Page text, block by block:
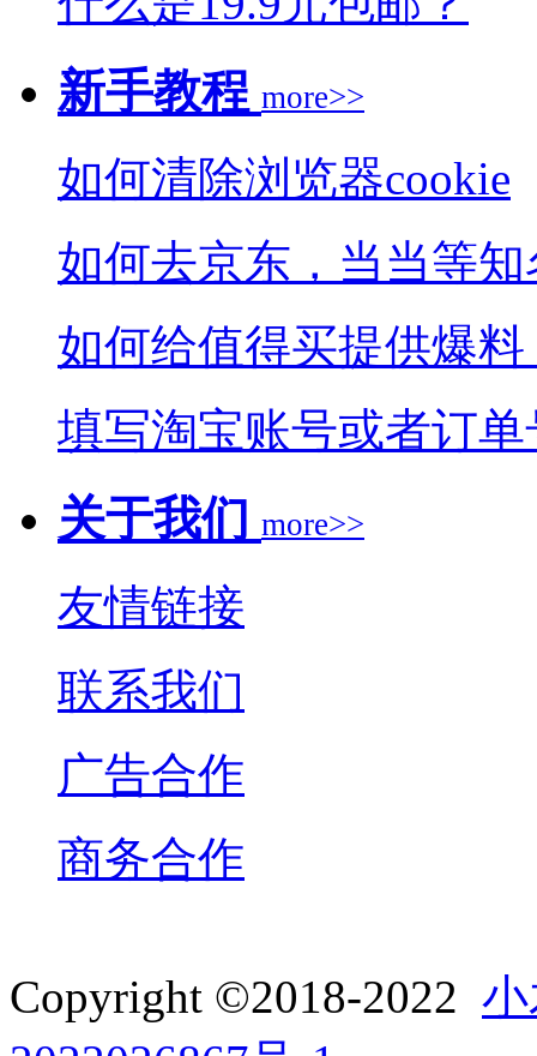
新手教程 more>>
如何清除浏览器cookie
如何去京东，当当等
如何给值得买提供爆料
填写淘宝账号或者订
关于我们 more>>
友情链接
联系我们
广告合作
商务合作
Copyright ©2018-2022